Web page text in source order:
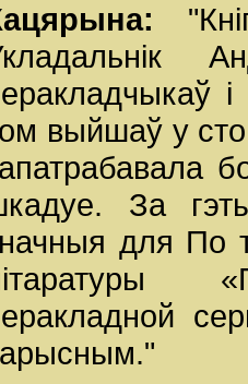
выйшаў у
За
для По